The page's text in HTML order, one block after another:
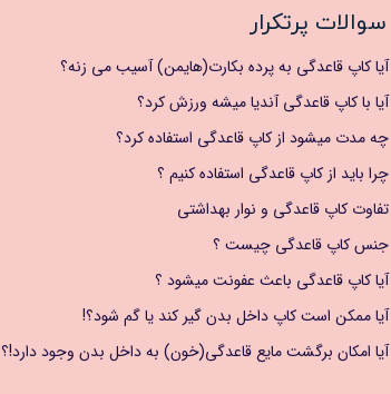
سوالات پرتکرار
آیا کاپ قاعدگی به پرده بکارت(هایمن) آسیب می زنه؟
آیا با کاپ قاعدگی آندیا میشه ورزش کرد؟
چه مدت میشود از کاپ قاعدگی استفاده کرد؟
چرا باید از کاپ قاعدگی استفاده کنیم ؟
تفاوت کاپ قاعدگی و نوار بهداشتی
جنس کاپ قاعدگی چیست ؟
آیا کاپ قاعدگی باعث عفونت میشود ؟
آیا ممکن است کاپ داخل بدن گیر کند یا گم شود؟!
آیا امکان برگشت مایع قاعدگی(خون) به داخل بدن وجود دارد!؟